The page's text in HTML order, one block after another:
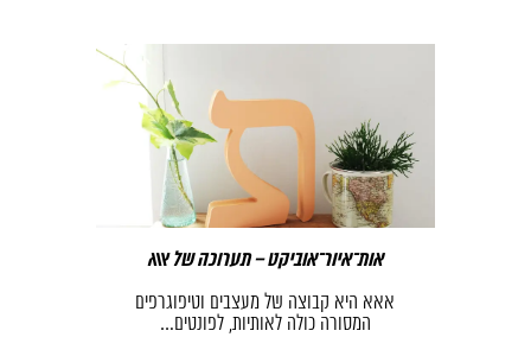
אות־איור־אוביקט – תערוכה של אאא
אאא היא קבוצה של מעצבים וטיפוגרפים
המסורה כולה לאותיות, לפונטים…